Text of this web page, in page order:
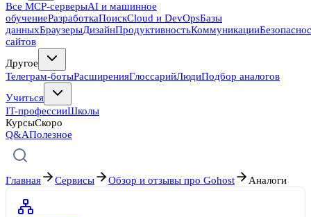
Все MCP-серверыAI и машинное
обучениеРазработкаПоискCloud и DevOpsБазы
данныхБраузерыДизайнПродуктивностьКоммуникации
сайтов
Другое
Телеграм-ботыРасширенияГлоссарийЛюдиПодбор аналогов
Учиться
IT-профессииШколы
КурсыСкоро
Q&AПолезное
Главная Сервисы Обзор и отзывы про Gohost Аналоги